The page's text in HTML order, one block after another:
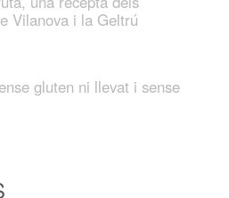
Vilanova i la Geltrú
gluten ni llevat i sense